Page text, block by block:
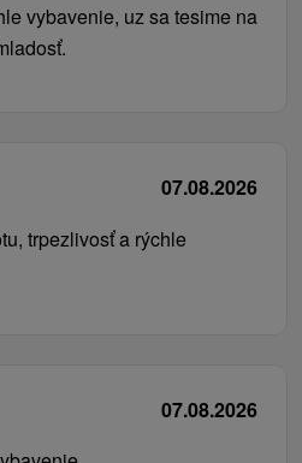
vybavenie, uz sa tesime na
07.08.2026
trpezlivosť a rýchle
07.08.2026